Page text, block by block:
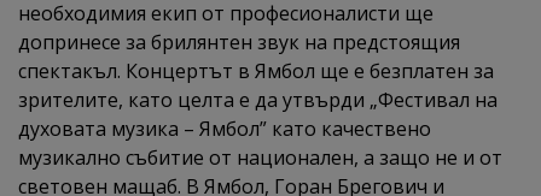
необходимия екип от професионалисти ще
допринесе за брилянтен звук на предстоящия
спектакъл. Концертът в Ямбол ще е безплатен за
зрителите, като целта е да утвърди „Фестивал на
духовата музика – Ямбол” като качествено
музикално събитие от национален, а защо не и от
световен мащаб. В Ямбол, Горан Брегович и